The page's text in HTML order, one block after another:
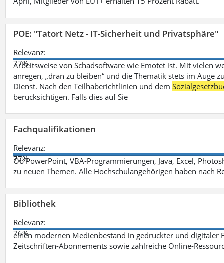
POE: "Tatort Netz - IT-Sicherheit und Privatsphäre"
Relevanz:
77%
Arbeitsweise von Schadsoftware wie Emotet ist. Mit vielen
anregen, „dran zu bleiben“ und die Thematik stets im
Dienst. Nach den Teilhaberichtlinien und dem
berücksichtigen. Falls dies auf Sie
Fachqualifikationen
Relevanz:
77%
Ob PowerPoint, VBA-Programmierungen, Java, Excel,
zu neuen Themen. Alle Hochschulangehörigen haben nach
Bibliothek
Relevanz:
76%
einen modernen Medienbestand in gedruckter und
Zeitschriften-Abonnements sowie zahlreiche Online-